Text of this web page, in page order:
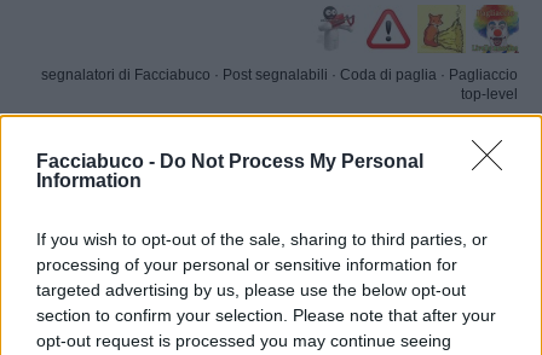
Facciabuco - Do Not Process My Personal
Information
If you wish to opt-out of the sale, sharing to third parties, or
processing of your personal or sensitive information for
targeted advertising by us, please use the below opt-out
section to confirm your selection. Please note that after your
opt-out request is processed you may continue seeing
segnalatori di Facciabuco · Post segnalabili · Coda di paglia · Pagliaccio
top-level
NoManNoVip: